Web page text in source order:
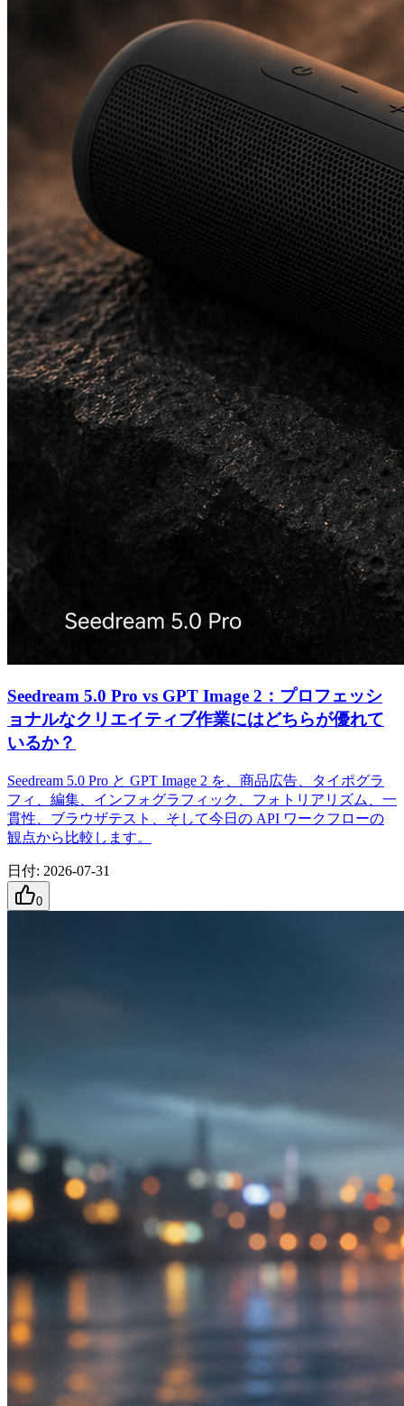
Seedream 5.0 Pro vs GPT Image 2：プロフェッシ
ョナルなクリエイティブ作業にはどちらが優れて
いるか？
Seedream 5.0 Pro と GPT Image 2 を、商品広告、タイポグラ
フィ、編集、インフォグラフィック、フォトリアリズム、一
貫性、ブラウザテスト、そして今日の API ワークフローの
観点から比較します。
日付: 2026-07-31
0